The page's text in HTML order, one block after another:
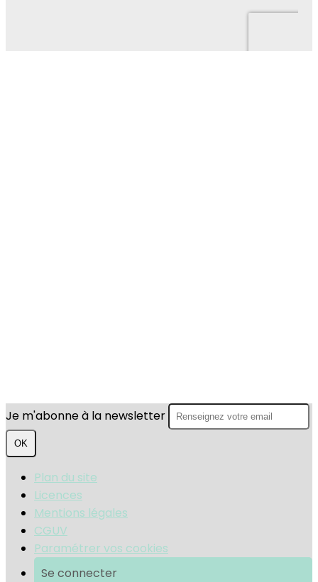
Je m'abonne à la newsletter
OK
Plan du site
Licences
Mentions légales
CGUV
Paramétrer vos cookies
Se connecter